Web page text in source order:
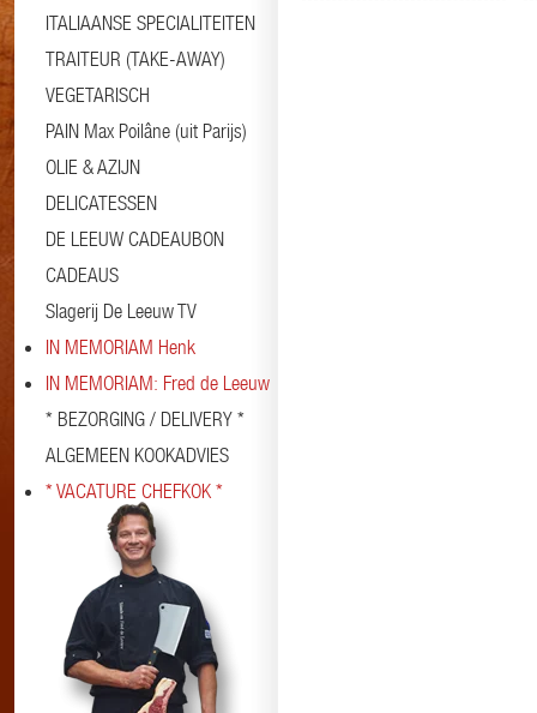
ITALIAANSE SPECIALITEITEN
TRAITEUR (TAKE-AWAY)
VEGETARISCH
PAIN Max Poilâne (uit Parijs)
OLIE & AZIJN
DELICATESSEN
DE LEEUW CADEAUBON
CADEAUS
Slagerij De Leeuw TV
IN MEMORIAM Henk
IN MEMORIAM: Fred de Leeuw
* BEZORGING / DELIVERY *
ALGEMEEN KOOKADVIES
* VACATURE CHEFKOK *